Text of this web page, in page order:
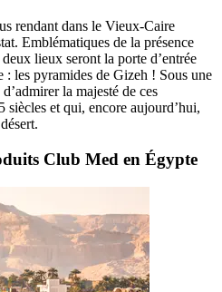
rendant dans le Vieux-Caire
Emblématiques de la présence
lieux seront la porte d’entrée
les pyramides de Gizeh ! Sous une
la majesté de ces
et qui, encore aujourd’hui,
Club Med en Égypte